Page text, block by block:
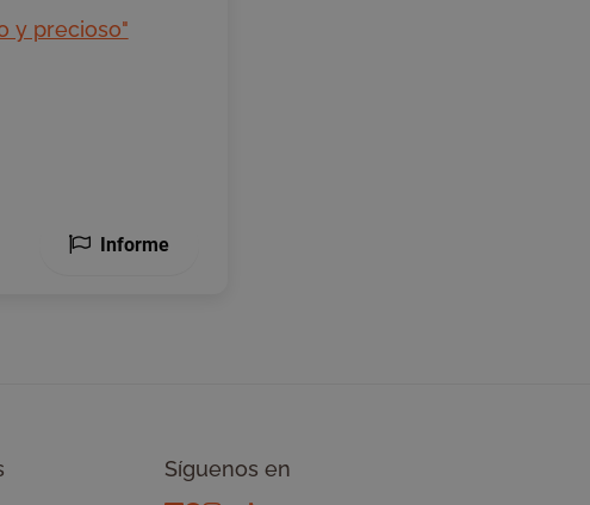
y precioso"
Informe
Síguenos en